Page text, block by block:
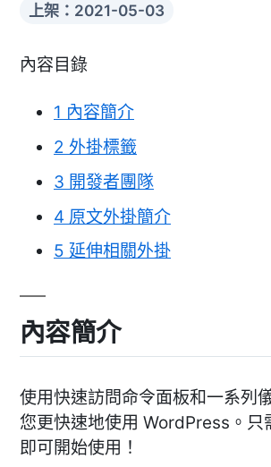
上架：2021-05-03
內容目錄
1 內容簡介
2 外掛標籤
3 開發者團隊
4 原文外掛簡介
5 延伸相關外掛
內容簡介
使用快速訪問命令面板和一系列
您更快速地使用 WordPress。只
即可開始使用！